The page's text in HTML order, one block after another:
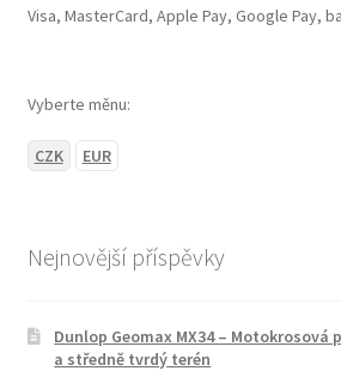
Visa, MasterCard, Apple Pay, Google Pay,
Vyberte měnu:
CZK EUR
Nejnovější příspěvky
Dunlop Geomax MX34 –
a středně tvrdý terén